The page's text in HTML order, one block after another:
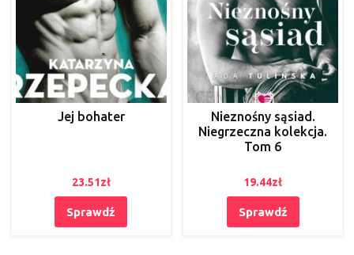
Jej bohater
23.51zł
Sprawdź
Nieznośny sąsiad.
Niegrzeczna kolekcja.
Tom 6
19.44zł
Sprawdź